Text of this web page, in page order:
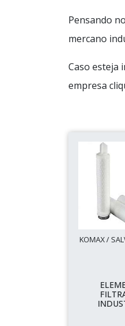
Pensando
mercano
Caso esteja
empresa
KOMAX /